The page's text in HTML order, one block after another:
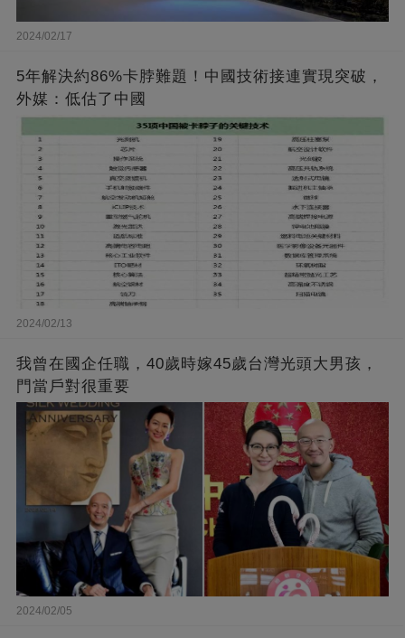
2024/02/17
5年解決約86%卡脖難題！中國技術接連實現突破，
外媒：低估了中國
2024/02/13
我曾在國企任職，40歲時嫁45歲台灣光頭大男孩，
門當戶對很重要
2024/02/05